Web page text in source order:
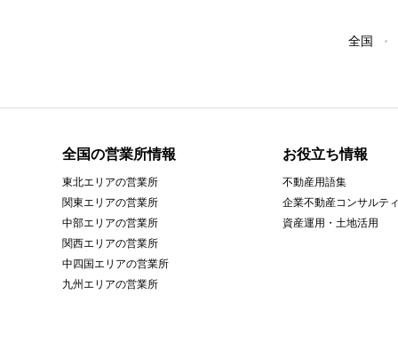
全国
全国の営業所情報
東北エリアの営業所
関東エリアの営業所
中部エリアの営業所
関西エリアの営業所
中四国エリアの営業所
九州エリアの営業所
お役立ち情報
不動産用語集
企業不動産コンサルテ
資産運用・土地活用